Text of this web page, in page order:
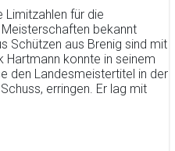
Limitzahlen für die
bekannt
Schützen aus Brenig sind mit
Hartmann konnte in seinem
den Landesmeistertitel in der
erringen. Er lag mit